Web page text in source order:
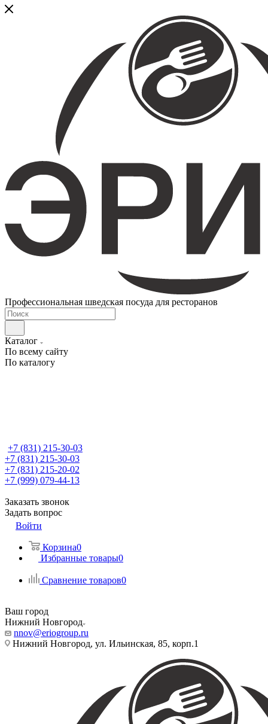
Профессиональная шведская посуда для ресторанов
Каталог
По всему сайту
По каталогу
+7 (831) 215-30-03
+7 (831) 215-30-03
+7 (831) 215-20-02
+7 (999) 079-44-13
Заказать звонок
Задать вопрос
Войти
Корзина0
Избранные товары0
Сравнение товаров0
Ваш город
Нижний Новгород
nnov@eriogroup.ru
Нижний Новгород, ул. Ильинская, 85, корп.1